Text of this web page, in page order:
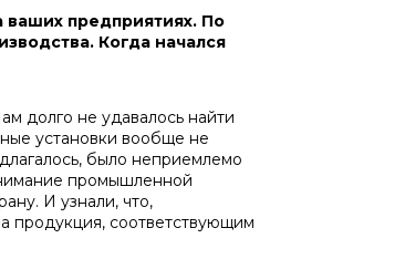
ваших предприятиях. По
Когда начался
долго не удавалось найти
установки вообще не
было неприемлемо
промышленной
И узнали, что,
продукция, соответствующим